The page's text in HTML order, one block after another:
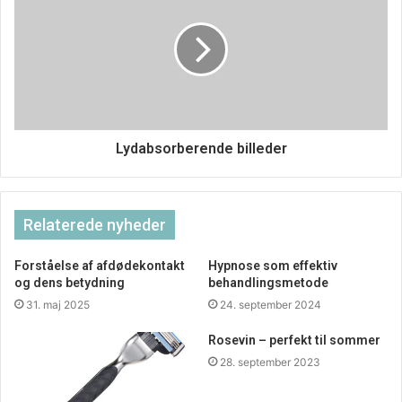
Lydabsorberende billeder
Relaterede nyheder
Forståelse af afdødekontakt
og dens betydning
31. maj 2025
Hypnose som effektiv
behandlingsmetode
24. september 2024
Rosevin – perfekt til sommer
28. september 2023